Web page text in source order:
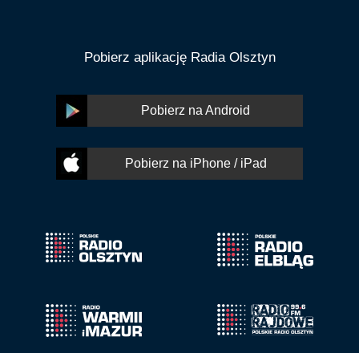
Pobierz aplikację Radia Olsztyn
Pobierz na Android
Pobierz na iPhone / iPad